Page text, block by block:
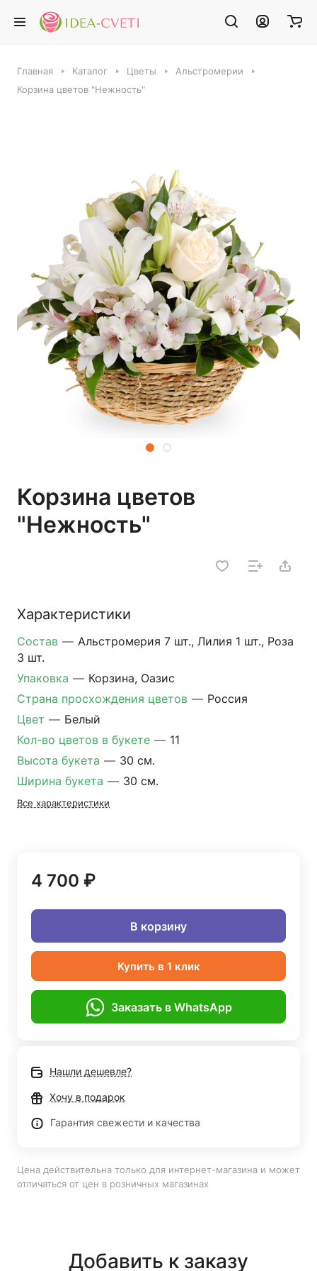
Главная Каталог Цветы
Альстромерии
Корзина цветов "Нежность"
Корзина цветов
"Нежность"
Характеристики
Состав — Альстромерия 7 шт., Лилия 1 шт., Роза
3 шт.
Упаковка — Корзина, Оазис
Страна просхождения цветов — Россия
Цвет — Белый
Кол-во цветов в букете — 11
Высота букета — 30 см.
Ширина букета — 30 см.
Все характеристики
4 700 ₽
В корзину
Купить в 1 клик
Заказать в WhatsApp
Нашли дешевле?
Хочу в подарок
Гарантия свежести и качества
Цена действительна только для интернет-магазина и может
отличаться от цен в розничных магазинах
Добавить к заказу